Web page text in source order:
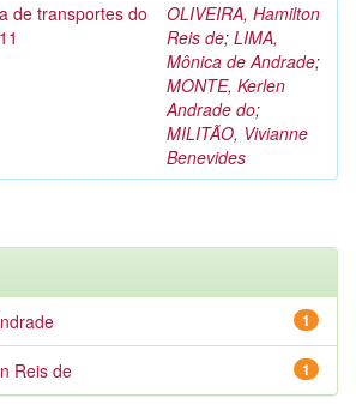
de transportes do
OLIVEIRA, Hamilton
Reis de; LIMA,
Mônica de Andrade;
MONTE, Kerlen
Andrade do;
MILITÃO, Vivianne
Benevides
1
1
Reis de